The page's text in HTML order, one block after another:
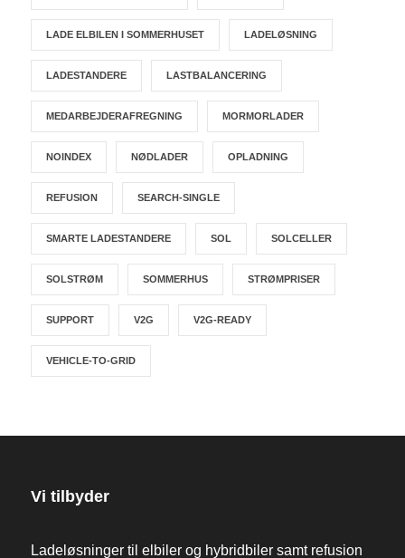
LADE ELBILEN I SOMMERHUSET LADELØSNING
LADESTANDERE LASTBALANCERING
MEDARBEJDERAFREGNING MORMORLADER
NOINDEX NØDLADER OPLADNING
REFUSION SEARCH-SINGLE
SMARTE LADESTANDERE SOL SOLCELLER
SOLSTRØM SOMMERHUS STRØMPRISER
SUPPORT V2G V2G-READY
VEHICLE-TO-GRID
Vi tilbyder
Ladeløsninger til elbiler og hybridbiler samt refusion